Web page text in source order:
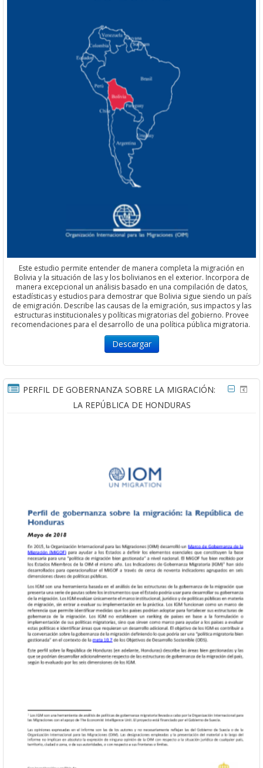
Este estudio permite entender de manera completa la migración en
Bolivia y la situación de las y los bolivianos en el exterior. Incorpora de
manera excepcional un análisis basado en una compilación de datos,
estadísticas y estudios para demostrar que Bolivia sigue siendo un país
de emigración. Describe las causas de la emigración, sus impactos y las
estructuras institucionales y políticas migratorias del gobierno. Provee
recomendaciones para el desarrollo de una política pública migratoria.
Descargar
PERFIL DE GOBERNANZA SOBRE LA MIGRACIÓN:
LA REPÚBLICA DE HONDURAS